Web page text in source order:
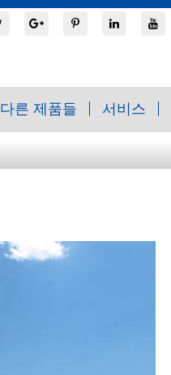
다른 제품들 서비스